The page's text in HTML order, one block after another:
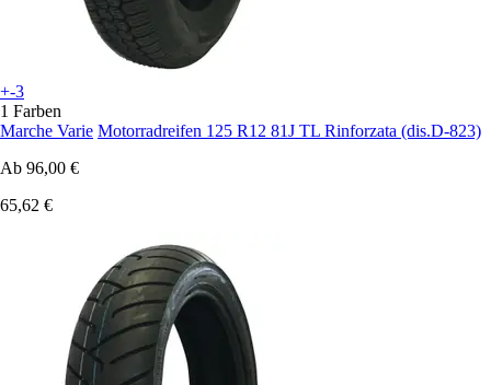
+-3
1 Farben
Marche Varie Motorradreifen 125 R12 81J TL Rinforzata (dis.D-823)
Ab 96,00 €
65,62 €